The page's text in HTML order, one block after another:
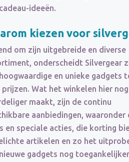
ideeën.
kiezen voor
om zijn uitgebreide en diverse
onderscheidt Silvergear
en unieke gadgets
prijzen. Wat het winkelen hier nog
maakt, zijn de continu
aanbiedingen, waaronder
en speciale acties, die korting
artikelen en zo het
gadgets nog toegankelijker